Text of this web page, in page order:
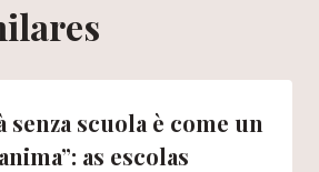
senza scuola è come un
as escolas